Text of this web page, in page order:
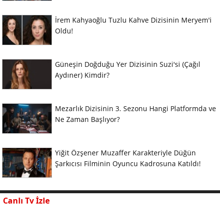
İrem Kahyaoğlu Tuzlu Kahve Dizisinin Meryem'i
Oldu!
Güneşin Doğduğu Yer Dizisinin Suzi'si (Çağıl
Aydıner) Kimdir?
Mezarlık Dizisinin 3. Sezonu Hangi Platformda ve
Ne Zaman Başlıyor?
Yiğit Özşener Muzaffer Karakteriyle Düğün
Şarkıcısı Filminin Oyuncu Kadrosuna Katıldı!
Canlı Tv İzle